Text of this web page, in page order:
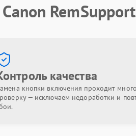
RemSupport
качества
кнопки включения проходит
— исключаем недоработки и